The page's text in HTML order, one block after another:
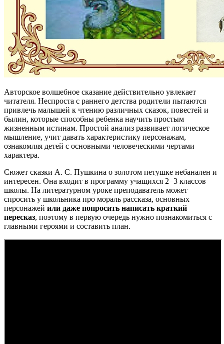
Авторское волшебное сказание действительно увлекает
читателя. Неспроста с раннего детства родители пытаются
привлечь малышей к чтению различных сказок, повестей и
былин, которые способны ребенка научить простым
жизненным истинам. Простой анализ развивает логическое
мышление, учит давать характеристику персонажам,
ознакомляя детей с основными человеческими чертами
характера.
Сюжет сказки А. С. Пушкина о золотом петушке небанален и
интересен. Она входит в программу учащихся 2−3 классов
школы. На литературном уроке преподаватель может
спросить у школьника про мораль рассказа, основных
персонажей или даже попросить написать краткий
пересказ, поэтому в первую очередь нужно познакомиться с
главными героями и составить план.